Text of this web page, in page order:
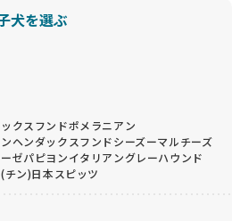
犬を選ぶ
クスフンドポメラニアン
ヘンダックスフンドシーズーマルチーズ
ゼパピヨンイタリアングレーハウンド
チン)日本スピッツ